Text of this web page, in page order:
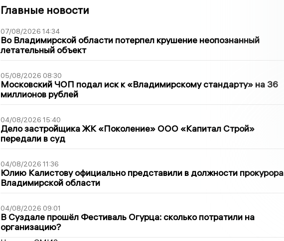
Главные новости
07/08/2026 14:34
Во Владимирской области потерпел крушение неопознанный
летательный объект
05/08/2026 08:30
Московский ЧОП подал иск к «Владимирскому стандарту» на 36
миллионов рублей
04/08/2026 15:40
Дело застройщика ЖК «Поколение» ООО «Капитал Строй»
передали в суд
04/08/2026 11:36
Юлию Калистову официально представили в должности прокурора
Владимирской области
04/08/2026 09:01
В Суздале прошёл Фестиваль Огурца: сколько потратили на
организацию?